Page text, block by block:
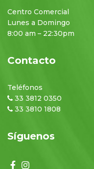
Centro Comercial
Lunes a Domingo
8:00 am – 22:30pm
Contacto
Teléfonos
33 3812 0350
33 3810 1808
Síguenos